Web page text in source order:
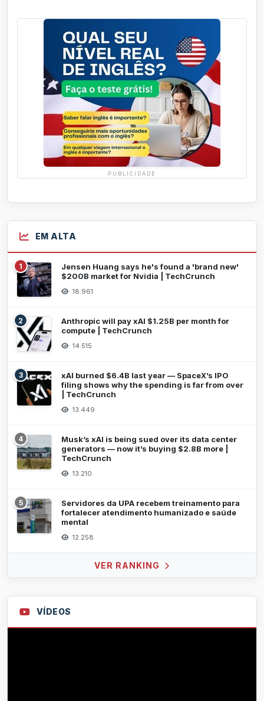
PUBLICIDADE
EM ALTA
1
Jensen Huang says he's found a 'brand new'
$200B market for Nvidia | TechCrunch
18.961
2
Anthropic will pay xAI $1.25B per month for
compute | TechCrunch
14.515
3
xAI burned $6.4B last year — SpaceX’s IPO
filing shows why the spending is far from over
| TechCrunch
13.449
4
Musk’s xAI is being sued over its data center
generators — now it’s buying $2.8B more |
TechCrunch
13.210
5
Servidores da UPA recebem treinamento para
fortalecer atendimento humanizado e saúde
mental
12.258
VER RANKING
VÍDEOS